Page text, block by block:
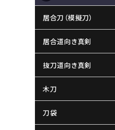
居合刀（模擬刀）
居合道向き真剣
抜刀道向き真剣
木刀
刀袋